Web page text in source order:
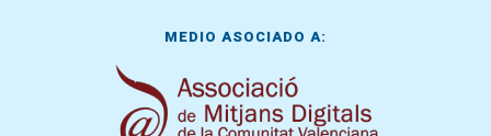
MEDIO ASOCIADO A: